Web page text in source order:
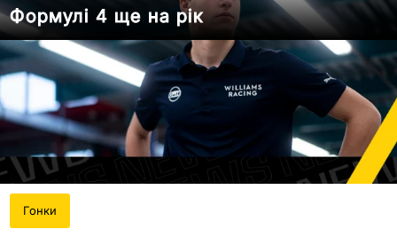
Формулі 4 ще на рік
Гонки